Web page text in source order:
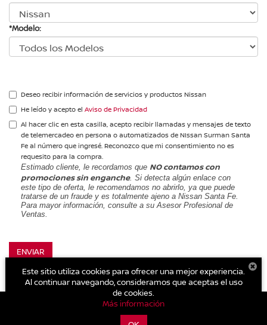
*Modelo:
Deseo recibir información de servicios y productos Nissan
He leído y acepto el Aviso de Privacidad
Al hacer clic en esta casilla, acepto recibir llamadas y mensajes de texto
de telemercadeo en persona o automatizados de NIssan Surman Santa
Fe al número que ingresé. Reconozco que mi consentimiento no es
requesito para la compra.
Estimado cliente, le recordamos que NO contamos con
promociones sin enganche. Si detecta algún enlace con
este tipo de oferta, le recomendamos no abrirlo, ya que puede
tratarse de un fraude y es totalmente ajeno a Nissan Santa Fe.
Para mayor información, consulte a su Asesor Profesional de
Ventas.
ENVIAR
** Campo obligatorio
Este sitio utiliza cookies para ofrecer una mejor experiencia.
Al continuar navegando, consideramos que aceptas el uso
de cookies.
Más información